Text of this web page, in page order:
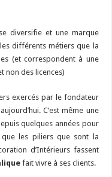
diversifie et une marque
différents métiers que la
(et correspondent à une
non des licences)
exercés par le fondateur
C’est même une
quelques années pour
les piliers que sont la
d’Intérieurs fassent
fait vivre à ses clients.